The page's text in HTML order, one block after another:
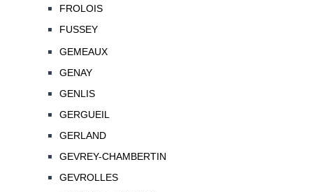
FROLOIS
FUSSEY
GEMEAUX
GENAY
GENLIS
GERGUEIL
GERLAND
GEVREY-CHAMBERTIN
GEVROLLES